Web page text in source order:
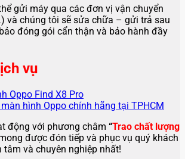
gửi máy qua các đơn vị vận chuyển
và chúng tôi sẽ sửa chữa – gửi trả sau
đóng gói cẩn thận và bảo hành đầy
vụ
Oppo Find X8 Pro
hình Oppo chính hãng tại TPHCM
động với phương châm “Trao chất lượng
được đón tiếp và phục vụ quý khách
tâm và chuyên nghiệp nhất!